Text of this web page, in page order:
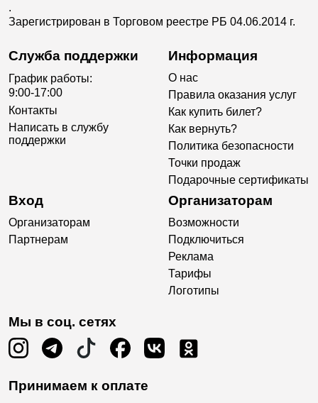
.
Зарегистрирован в Торговом реестре РБ 04.06.2014 г.
Служба поддержки
График работы:
9:00-17:00
Контакты
Написать в службу
поддержки
Информация
О нас
Правила оказания услуг
Как купить билет?
Как вернуть?
Политика безопасности
Точки продаж
Подарочные сертификаты
Вход
Организаторам
Партнерам
Организаторам
Возможности
Подключиться
Реклама
Тарифы
Логотипы
Мы в соц. сетях
Принимаем к оплате